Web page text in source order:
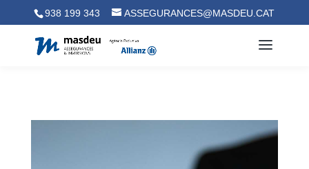
938 199 343 ASSEGURANCES@MASDEU.CAT